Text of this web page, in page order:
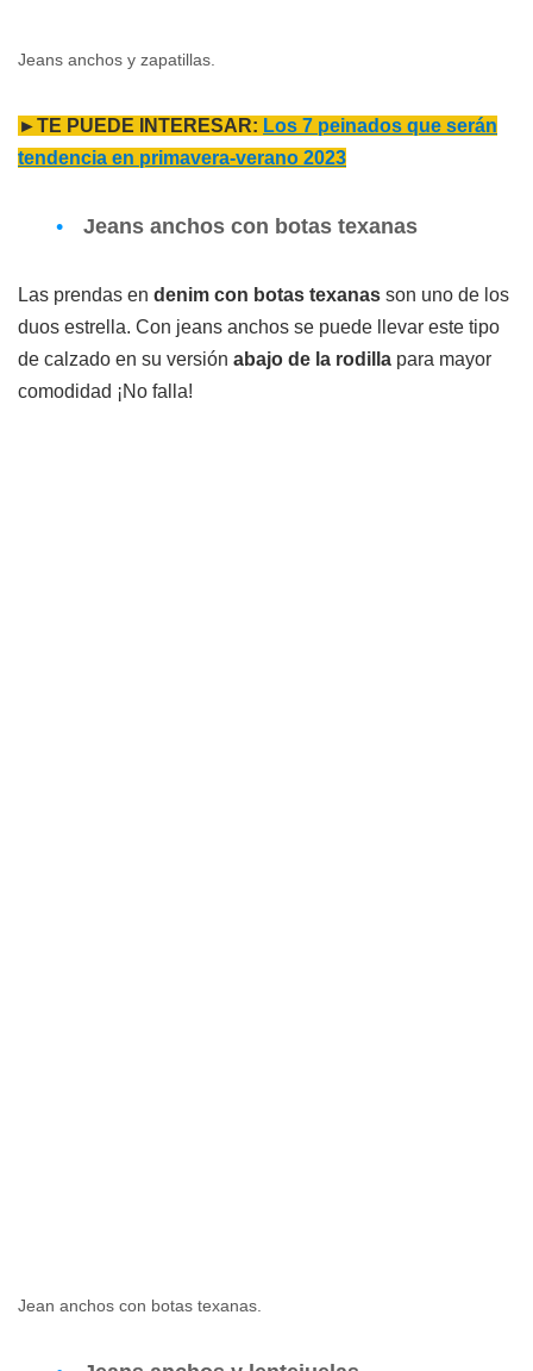
Jeans anchos y zapatillas.
►TE PUEDE INTERESAR: Los 7 peinados que serán
tendencia en primavera-verano 2023
Jeans anchos con botas texanas
Las prendas en denim con botas texanas son uno de los
duos estrella. Con jeans anchos se puede llevar este tipo
de calzado en su versión abajo de la rodilla para mayor
comodidad ¡No falla!
Jean anchos con botas texanas.